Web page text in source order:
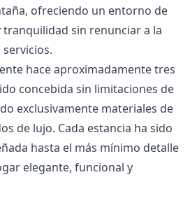
ofreciendo un entorno de
sin renunciar a la
hace aproximadamente tres
concebida sin limitaciones de
exclusivamente materiales de
de lujo. Cada estancia ha sido
hasta el más mínimo detalle
elegante, funcional y